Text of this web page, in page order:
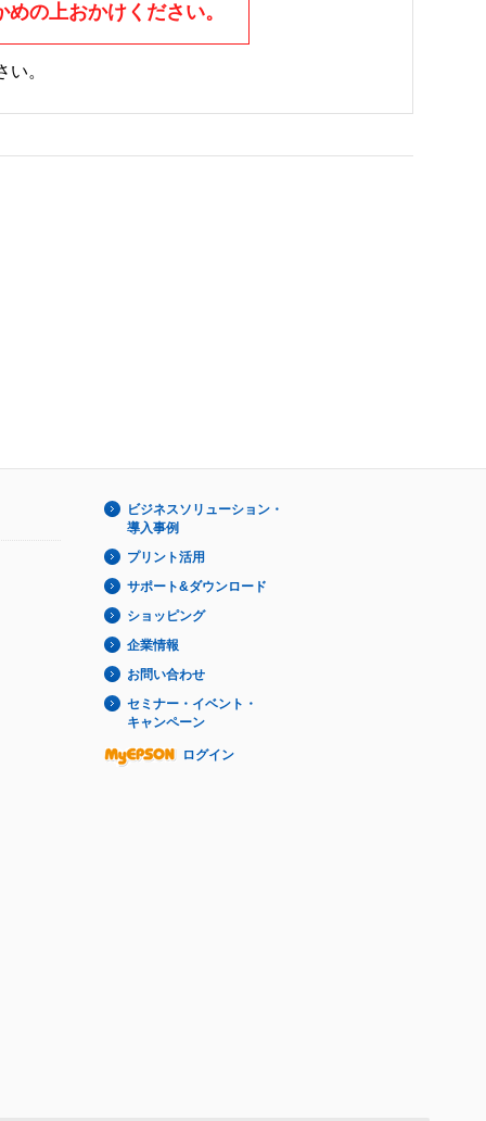
の上おかけください。
い。
ビジネスソリューション・
導入事例
プリント活用
サポート&ダウンロード
ショッピング
企業情報
お問い合わせ
セミナー・イベント・
キャンペーン
ログイン